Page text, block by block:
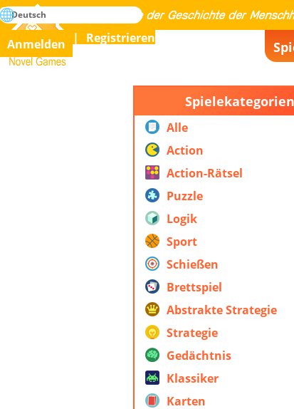
Novel Games
Meistern Sie alle Spiele der Geschichte der Menschheit
suche
Anmelden Registrieren
Deutsch
Spielekategorien
Alle
Action
Action-Rätsel
Puzzle
Logik
Sport
Schießen
Brettspiel
Abstrakte Strategie
Strategie
Gedächtnis
Klassiker
Karten